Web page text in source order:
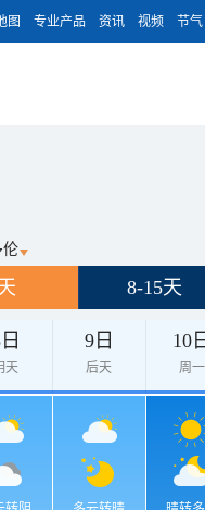
图 专业产品 资讯 视频 节气
伦
8-15天
天
9日
后天
10
周一